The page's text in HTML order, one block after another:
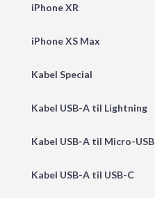
iPhone XR
iPhone XS Max
Kabel Special
Kabel USB-A til Lightning
Kabel USB-A til Micro-USB
Kabel USB-A til USB-C